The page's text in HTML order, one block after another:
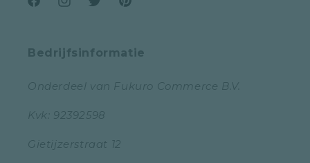
FacebookInstagramTwitterPinterest
Bedrijfsinformatie
Onderdeel van Fukuro Commerce B.V.
Kvk: 92392598
Gietijzerstraat 12